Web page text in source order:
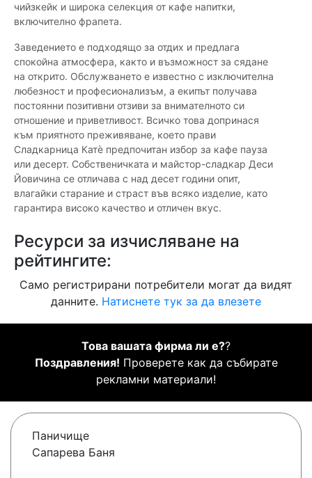
чийзкейк и широка селекция от кафе напитки,
включително фрапета.
Заведението е подходящо за отдих и предлага
спокойна атмосфера, както и възможност за сядане
на открито. Обслужването е известно с изключителна
любезност и професионализъм, а екипът получава
постоянни позитивни отзиви за внимателното си
отношение и приветливост. Всичко това допринася
към приятното преживяване, което прави
Сладкарница Катè предпочитан избор за кафе пауза
или десерт. Собственичката и майстор-сладкар Деси
Йовичина се отличава с над десет години опит,
влагайки старание и страст във всяко изделие, като
гарантира високо качество и отличен вкус.
Ресурси за изчисляване на
рейтингите:
Само регистрирани потребители могат да видят
данните. Натиснете тук за да влезете
Това вашата фирма ли е??
Поздравления! Проверете как да събирате
рекламни материали!
Паничище
Сапарева Баня